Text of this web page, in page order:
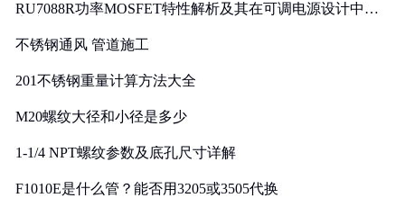
RU7088R功率MOSFET特性解析及其在可调电源设计中的
不锈钢通风 管道施工
201不锈钢重量计算方法大全
M20螺纹大径和小径是多少
1-1/4 NPT螺纹参数及底孔尺寸详解
F1010E是什么管？能否用3205或3505代换